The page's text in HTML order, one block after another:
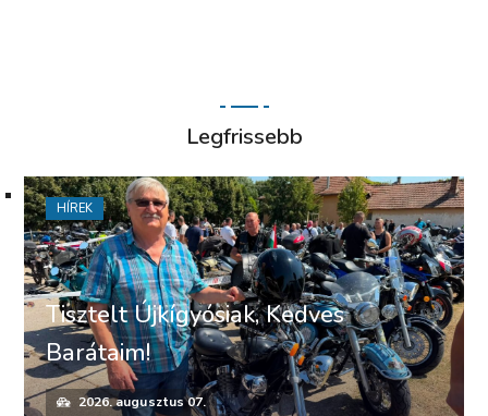
Legfrissebb
Tisztelt Újkígyósiak, Kedves
Barátaim!
2026. augusztus 07.
HÍREK